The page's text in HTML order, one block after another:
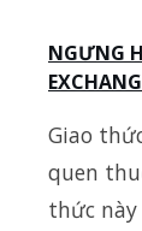
NGƯNG
Giao
quen
thức này